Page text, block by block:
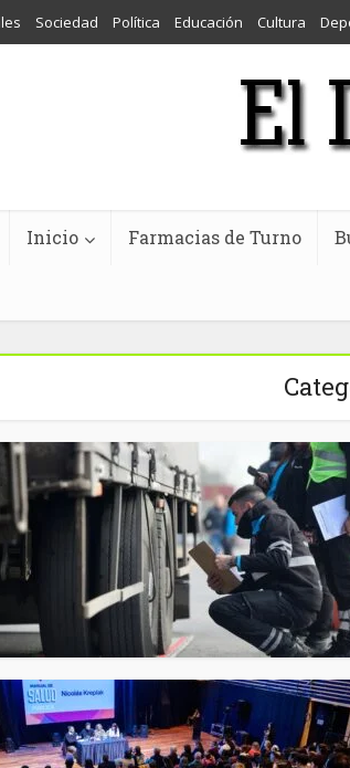
Sociedad Política Educación Cultura
Inicio Farmacias de Turno